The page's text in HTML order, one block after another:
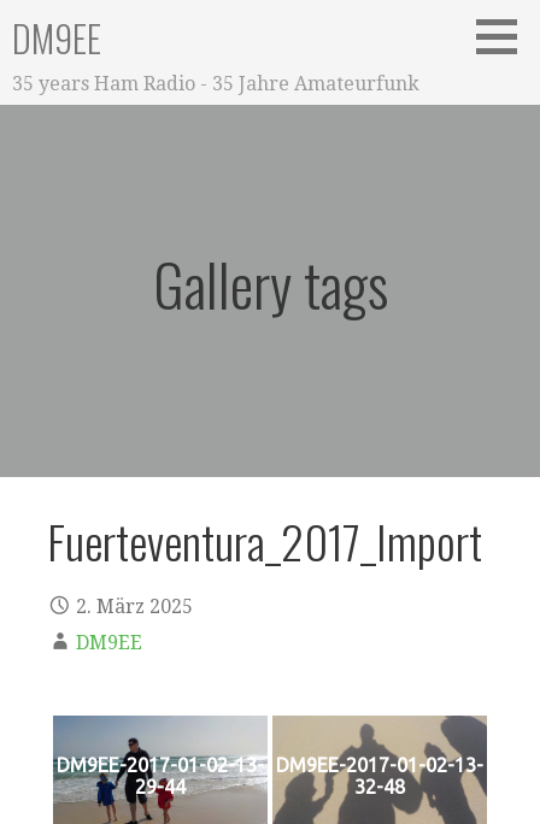
Inhalt
springen
DM9EE
35 years Ham Radio - 35 Jahre Amateurfunk
Gallery tags
Fuerteventura_2017_Import
2. März 2025
DM9EE
DM9EE-2017-01-02-13-
29-44
DM9EE-2017-01-02-13-
32-48